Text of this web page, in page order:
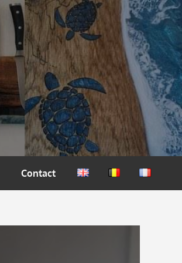
Contact
EnglishNederlandsFrançais